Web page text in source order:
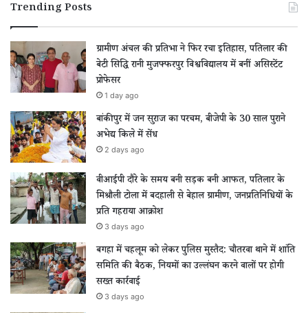
Trending Posts
ग्रामीण अंचल की प्रतिभा ने फिर रचा इतिहास, पतिलार की
बेटी सिद्धि रानी मुजफ्फरपुर विश्वविद्यालय में बनीं असिस्टेंट
प्रोफेसर
1 day ago
बांकीपुर में जन सुराज का परचम, बीजेपी के 30 साल पुराने
अभेद्य किले में सेंध
2 days ago
वीआईपी दौरे के समय बनी सड़क बनी आफत, पतिलार के
मिश्रौली टोला में बदहाली से बेहाल ग्रामीण, जनप्रतिनिधियों के
प्रति गहराया आक्रोश
3 days ago
बगहा में चहलूम को लेकर पुलिस मुस्तैद: चौतरवा थाने में शांति
समिति की बैठक, नियमों का उल्लंघन करने वालों पर होगी
सख्त कार्रवाई
3 days ago